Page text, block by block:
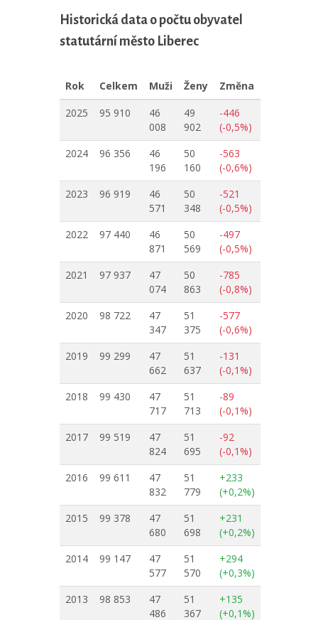
Historická data o počtu obyvatel
statutární město Liberec
Rok Celkem Muži Ženy
Změna
2025
95 910
46
008
49
902
-446
(-0,5%)
2024
96 356
46
196
50
160
-563
(-0,6%)
2023
96 919
46
571
50
348
-521
(-0,5%)
2022
97 440
46
871
50
569
-497
(-0,5%)
2021
97 937
47
074
50
863
-785
(-0,8%)
2020
98 722
47
347
51
375
-577
(-0,6%)
2019
99 299
47
662
51
637
-131
(-0,1%)
2018
99 430
47
717
51
713
-89
(-0,1%)
2017
99 519
47
824
51
695
-92
(-0,1%)
2016
99 611
47
832
51
779
+233
(+0,2%)
2015
99 378
47
680
51
698
+231
(+0,2%)
2014
99 147
47
577
51
570
+294
(+0,3%)
2013
98 853
47
486
51
367
+135
(+0,1%)